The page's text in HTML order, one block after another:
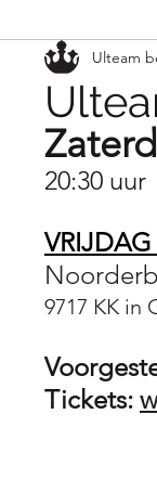
Ulteam
20:30 uur
9717 KK in
Tickets: